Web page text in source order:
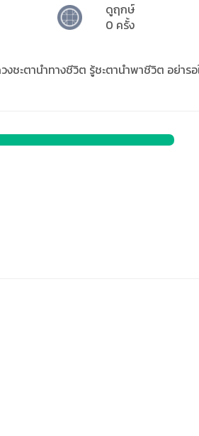
ดูฤกษ์
0 ครั้ง
งชะตานำทางชีวิต รู้ชะตานำพาชีวิต อย่าร